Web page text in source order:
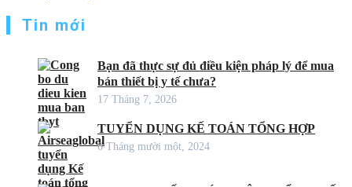
Tin mới
Bạn đã thực sự đủ điều kiện pháp lý để mua
bán thiết bị y tế chưa?
17 Tháng 7, 2026
TUYỂN DỤNG KẾ TOÁN TỔNG HỢP
6 Tháng mười một, 2024